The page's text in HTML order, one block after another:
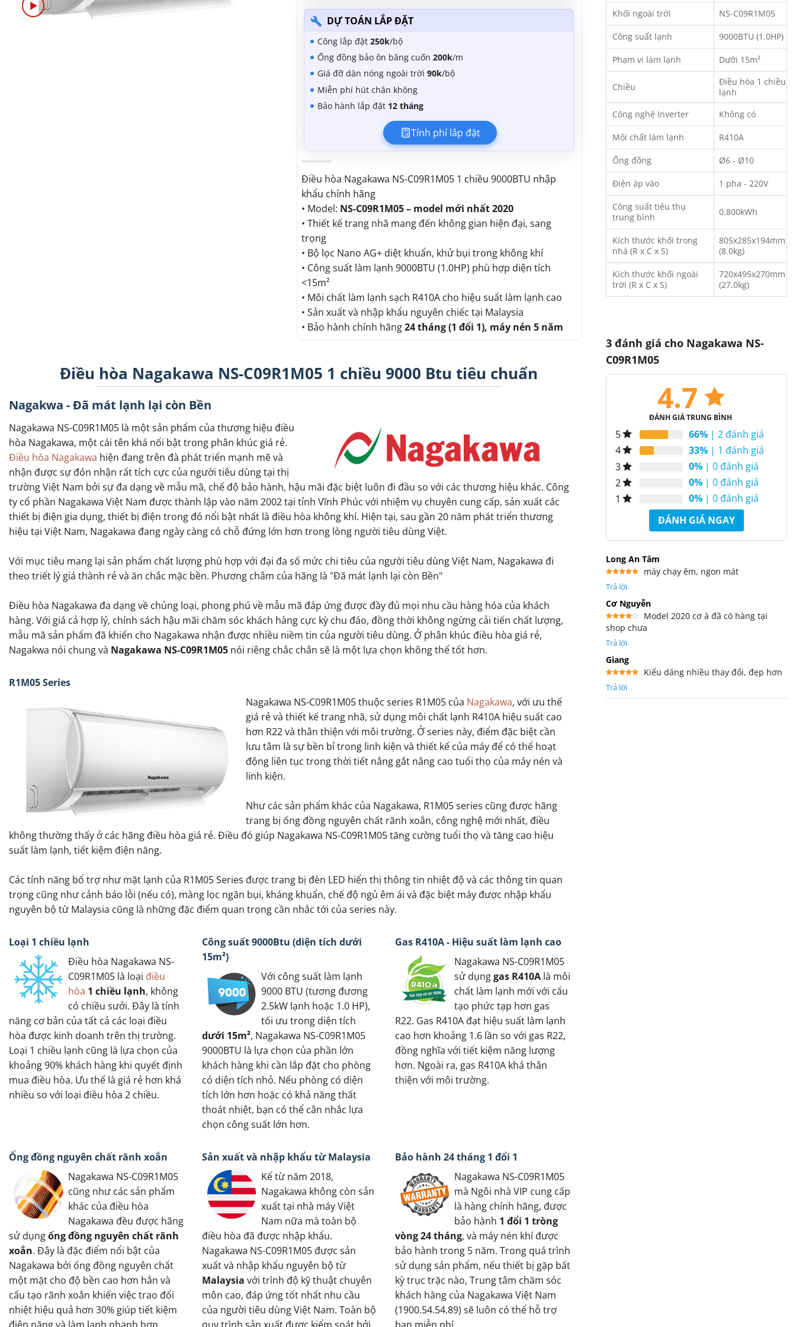
DỰ TOÁN LẮP ĐẶT
Công lắp đặt250k/bộ
Ống đồng bảo ôn băng cuốn200k/m
Giá đỡ dàn nóng ngoài trời90k/bộ
Miễn phí hút chân không
Bảo hành lắp đặt 12 tháng
Tính phí lắp đặt
Điều hòa Nagakawa NS-C09R1M05 1 chiều 9000BTU nhập
khẩu chính hãng
• Model: NS-C09R1M05 – model mới nhất 2020
• Thiết kế trang nhã mang đến không gian hiện đại, sang
trọng
• Bộ lọc Nano AG+ diệt khuẩn, khử bụi trong không khí
• Công suất làm lạnh 9000BTU (1.0HP) phù hợp diện tích
<15m²
• Môi chất làm lạnh sạch R410A cho hiệu suất làm lạnh cao
• Sản xuất và nhập khẩu nguyên chiếc tại Malaysia
• Bảo hành chính hãng24 tháng (1 đổi 1), máy nén 5 năm
Điều hòa Nagakawa NS-C09R1M05 1 chiều 9000 Btu tiêu chuẩn
Nagakwa - Đã mát lạnh lại còn Bền
Nagakawa NS-C09R1M05 là một sản phẩm của thương hiệu điều
hòa Nagakawa, một cái tên khá nổi bật trong phân khúc giá rẻ.
Điều hòa Nagakawa hiện đang trên đà phát triển mạnh mẽ và
nhận được sự đón nhận rất tích cực của người tiêu dùng tại thị
trường Việt Nam bởi sự đa dạng về mẫu mã, chế độ bảo hành, hậu mãi đặc biệt luôn đi đầu so với các thương hiệu khác. Công
ty cổ phần Nagakawa Việt Nam được thành lập vào năm 2002 tại tỉnh Vĩnh Phúc với nhiệm vụ chuyên cung cấp, sản xuất các
thiết bị điện gia dụng, thiết bị điện trong đó nổi bật nhất là điều hòa không khí. Hiện tại, sau gần 20 năm phát triển thương
hiệu tại Việt Nam, Nagakawa đang ngày càng có chỗ đứng lớn hơn trong lòng người tiêu dùng Việt.
Với mục tiêu mang lại sản phẩm chất lượng phù hợp với đại đa số mức chi tiêu của người tiêu dùng Việt Nam, Nagakawa đi
theo triết lý giá thành rẻ và ăn chắc mặc bền. Phương châm của hãng là "Đã mát lạnh lại còn Bền"
Điều hòa Nagakawa đa dạng về chủng loại, phong phú về mẫu mã đáp ứng được đầy đủ mọi nhu cầu hàng hóa của khách
hàng. Với giá cả hợp lý, chính sách hậu mãi chăm sóc khách hàng cực kỳ chu đáo, đồng thời không ngừng cải tiến chất lượng,
mẫu mã sản phẩm đã khiến cho Nagakawa nhận được nhiều niềm tin của người tiêu dùng. Ở phân khúc điều hòa giá rẻ,
Nagakwa nói chung và Nagakawa NS-C09R1M05 nói riêng chắc chắn sẽ là một lựa chọn không thể tốt hơn.
R1M05 Series
Nagakawa NS-C09R1M05 thuộc series R1M05 của Nagakawa, với ưu thế
giá rẻ và thiết kế trang nhã, sử dụng môi chất lạnh R410A hiệu suất cao
hơn R22 và thân thiện với môi trường. Ở series này, điểm đặc biệt cần
lưu tâm là sự bền bỉ trong linh kiện và thiết kế của máy để có thể hoạt
động liên tục trong thời tiết nắng gắt nâng cao tuổi thọ của máy nén và
linh kiện.
Như các sản phẩm khác của Nagakawa, R1M05 series cũng được hãng
trang bị ống đồng nguyên chất rãnh xoắn, công nghệ mới nhất, điều
không thường thấy ở các hãng điều hòa giá rẻ. Điều đó giúp Nagakawa NS-C09R1M05 tăng cường tuổi thọ và tăng cao hiệu
suất làm lạnh, tiết kiệm điện năng.
Các tính năng bổ trợ như mặt lạnh của R1M05 Series được trang bị đèn LED hiển thị thông tin nhiệt độ và các thông tin quan
trọng cũng như cảnh báo lỗi (nếu có), màng lọc ngăn bụi, kháng khuẩn, chế độ ngủ êm ái và đặc biệt máy được nhập khẩu
nguyên bộ từ Malaysia cũng là những đặc điểm quan trọng cần nhắc tới của series này.
Loại 1 chiều lạnh
Điều hòa Nagakawa NS-
C09R1M05 là loại điều
hòa 1 chiều lạnh, không
có chiều sưởi. Đây là tính
năng cơ bản của tất cả các loại điều
hòa được kinh doanh trên thị trường.
Loại 1 chiều lạnh cũng là lựa chọn của
khoảng 90% khách hàng khi quyết định
mua điều hòa. Ưu thế là giá rẻ hơn khá
nhiều so với loại điều hòa 2 chiều.
Công suất 9000Btu (diện tích dưới
15m²)
Với công suất làm lạnh
9000 BTU (tương đương
2.5kW lạnh hoặc 1.0 HP),
tối ưu trong diện tích
dưới 15m², Nagakawa NS-C09R1M05
9000BTU là lựa chọn của phần lớn
khách hàng khi cần lắp đặt cho phòng
có diện tích nhỏ. Nếu phòng có diện
tích lớn hơn hoặc có khả năng thất
thoát nhiệt, bạn có thể cân nhắc lựa
chọn công suất lớn hơn.
Gas R410A - Hiệu suất làm lạnh cao
Nagakawa NS-C09R1M05
sử dụnggas R410Alà môi
chất làm lạnh mới với cấu
tạo phức tạp hơn gas
R22. Gas R410A đạt hiệu suất làm lạnh
cao hơn khoảng 1.6 lần so với gas R22,
đồng nghĩa với tiết kiệm năng lượng
hơn. Ngoài ra, gas R410A khá thân
thiện với môi trường.
Ống đồng nguyên chất rãnh xoắn
Nagakawa NS-C09R1M05
cũng như các sản phẩm
khác của điều hòa
Nagakawa đều được hãng
sử dụngống đồng nguyên chất rãnh
xoắn. Đây là đặc điểm nổi bật của
Nagakawa bởi ống đồng nguyên chất
một mặt cho độ bền cao hơn hẳn và
cấu tạo rãnh xoắn khiến việc trao đổi
nhiệt hiệu quả hơn 30% giúp tiết kiệm
Sản xuất và nhập khẩu từ Malaysia
Kể từ năm 2018,
Nagakawa không còn sản
xuất tại nhà máy Việt
Nam nữa mà toàn bộ
điều hòa đã được nhập khẩu.
Nagakawa NS-C09R1M05 được sản
xuất và nhập khẩu nguyên bộ từ
Malaysia với trình độ kỹ thuật chuyên
môn cao, đáp ứng tốt nhất nhu cầu
của người tiêu dùng Việt Nam. Toàn bộ
Bảo hành 24 tháng 1 đổi 1
Nagakawa NS-C09R1M05
mà Ngôi nhà VIP cung cấp
là hàng chính hãng, được
bảo hành 1 đổi 1 tròng
vòng 24 tháng, và máy nén khí được
bảo hành trong 5 năm. Trong quá trình
sử dụng sản phẩm, nếu thiết bị gặp bất
kỳ trục trặc nào, Trung tâm chăm sóc
khách hàng của Nagakawa Việt Nam
(1900.54.54.89) sẽ luôn có thể hỗ trợ
Khối ngoài trời NS-C09R1M05
Công suất lạnh 9000BTU (1.0HP)
Phạm vi làm lạnh Dưới 15m²
Chiều
Điều hòa 1 chiều
lạnh
Công nghệ Inverter
Không có
Môi chất làm lạnh R410A
Ống đồng Ø6 - Ø10
Điện áp vào 1 pha - 220V
Công suất tiêu thụ
trung bình
0.800kWh
Kích thước khối trong
nhà (R x C x S)
805x285x194mm
(8.0kg)
Kích thước khối ngoài
trời (R x C x S)
720x495x270mm
(27.0kg)
3 đánh giá cho Nagakawa NS-
C09R1M05
4.7
ĐÁNH GIÁ TRUNG BÌNH
5 66% | 2 đánh giá
4
33% | 1 đánh giá
3
0% | 0 đánh giá
2
0% | 0 đánh giá
1
0% | 0 đánh giá
ĐÁNH GIÁ NGAY
Long An Tâm
hạng5
máy chạy êm, ngon mát
Trả lời
Cơ Nguyễn
Được
xếp
hạng 4
5 sao
Model 2020 cơ à đã có hàng tại
shop chưa
Trả lời
Giang
hạng5
Kiểu dáng nhiều thay đổi, đẹp hơn
Trả lời